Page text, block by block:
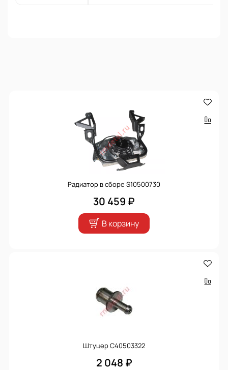
Радиатор в сборе S10500730
30 459 ₽
В корзину
Штуцер C40503322
2 048 ₽